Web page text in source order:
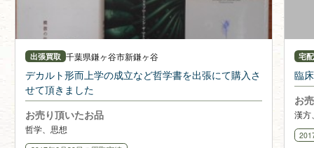
出張買取 千葉県鎌ヶ谷市新鎌ヶ谷
デカルト形而上学の成立など哲学書を出張にて購入さ
せて頂きました
お売り頂いたお品
哲学、思想
宅
臨
お
漢方